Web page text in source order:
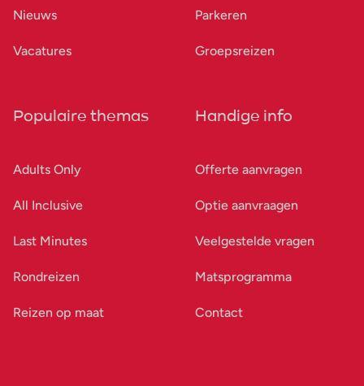
Nieuws
Vacatures
Parkeren
Groepsreizen
Populaire themas
Adults Only
All Inclusive
Last Minutes
Rondreizen
Reizen op maat
Handige info
Offerte aanvragen
Optie aanvraagen
Veelgestelde vragen
Matsprogramma
Contact